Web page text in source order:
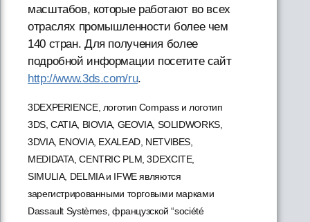
масштабов, которые работают во всех
отраслях промышленности более чем
140 стран. Для получения более
подробной информации посетите сайт
http://www.3ds.com/ru.
3DEXPERIENCE, логотип Compass и логотип
3DS, CATIA, BIOVIA, GEOVIA, SOLIDWORKS,
3DVIA, ENOVIA, EXALEAD, NETVIBES,
MEDIDATA, CENTRIC PLM, 3DEXCITE,
SIMULIA, DELMIA и IFWE являются
зарегистрированными торговыми марками
Dassault Systèmes, французской “société